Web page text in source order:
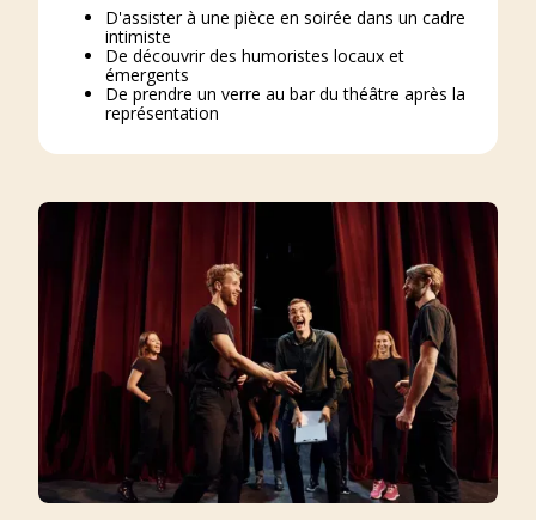
D'assister à une pièce en soirée dans un cadre
intimiste
De découvrir des humoristes locaux et
émergents
De prendre un verre au bar du théâtre après la
représentation